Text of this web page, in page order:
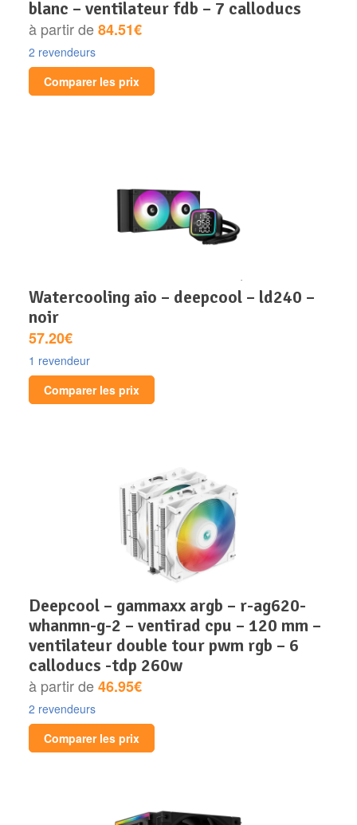
blanc – ventilateur fdb – 7 calloducs
à partir de84.51€
2 revendeurs
Comparer les prix
watercooling aio – deepcool – ld240 –
noir
57.20€
1 revendeur
Comparer les prix
deepcool – gammaxx argb – r-ag620-
whanmn-g-2 – ventirad cpu – 120 mm –
ventilateur double tour pwm rgb – 6
calloducs -tdp 260w
à partir de46.95€
2 revendeurs
Comparer les prix